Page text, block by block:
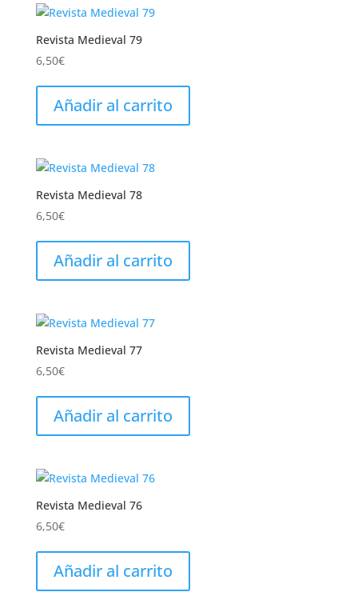
Revista Medieval 79
6,50€
Añadir al carrito
Revista Medieval 78
6,50€
Añadir al carrito
Revista Medieval 77
6,50€
Añadir al carrito
Revista Medieval 76
6,50€
Añadir al carrito